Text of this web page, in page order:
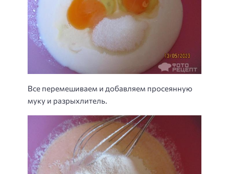
Все перемешиваем и добавляем просеянную
муку и разрыхлитель.